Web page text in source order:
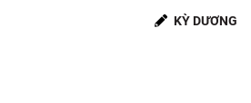
KỲ DƯƠNG